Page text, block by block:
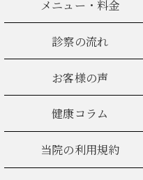
メニュー・料金
診察の流れ
お客様の声
健康コラム
当院の利用規約